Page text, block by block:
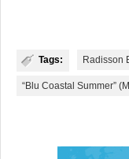
Tags: Radisson
“Blu Coastal Summer”